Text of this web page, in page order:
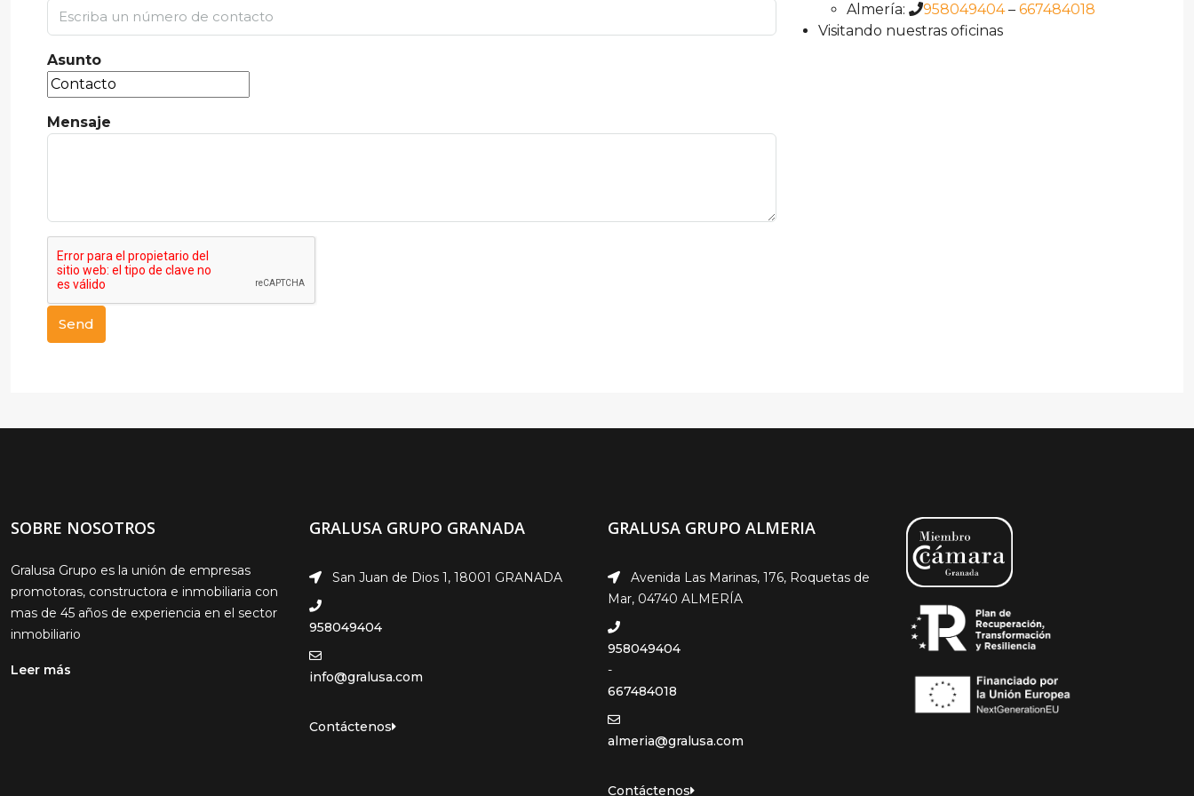
Asunto
Mensaje
Almería: 958049404–667484018
Visitando nuestras oficinas
SOBRE NOSOTROS
Gralusa Grupo es la unión de empresas
promotoras, constructora e inmobiliaria con
mas de 45 años de experiencia en el sector
inmobiliario
Leer más
GRALUSA GRUPO GRANADA
San Juan de Dios 1, 18001 GRANADA
958049404
info@gralusa.com
Contáctenos
GRALUSA GRUPO ALMERIA
Avenida Las Marinas, 176, Roquetas de
Mar, 04740 ALMERÍA
958049404
-
667484018
almeria@gralusa.com
Contáctenos